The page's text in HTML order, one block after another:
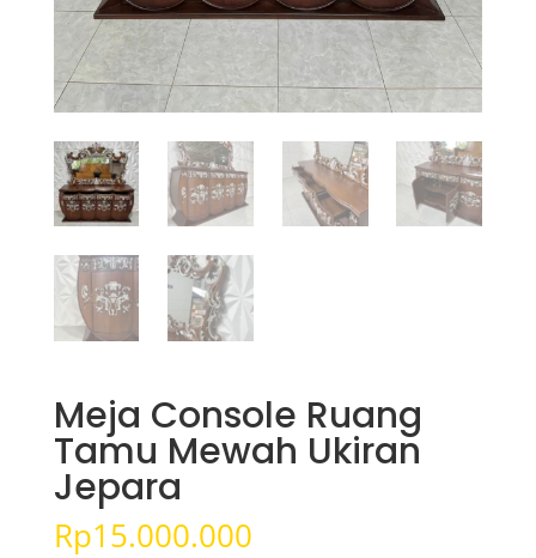
Meja Console Ruang
Tamu Mewah Ukiran
Jepara
Rp15.000.000